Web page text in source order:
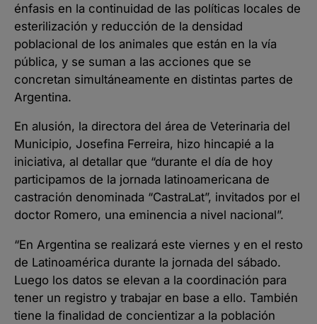
énfasis en la continuidad de las políticas locales de
esterilización y reducción de la densidad
poblacional de los animales que están en la vía
pública, y se suman a las acciones que se
concretan simultáneamente en distintas partes de
Argentina.
En alusión, la directora del área de Veterinaria del
Municipio, Josefina Ferreira, hizo hincapié a la
iniciativa, al detallar que “durante el día de hoy
participamos de la jornada latinoamericana de
castración denominada “CastraLat”, invitados por el
doctor Romero, una eminencia a nivel nacional”.
“En Argentina se realizará este viernes y en el resto
de Latinoamérica durante la jornada del sábado.
Luego los datos se elevan a la coordinación para
tener un registro y trabajar en base a ello. También
tiene la finalidad de concientizar a la población